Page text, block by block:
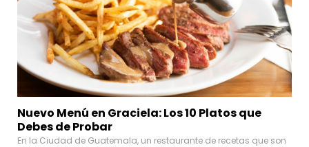
Nuevo Menú en Graciela: Los 10 Platos que
Debes de Probar
En la Ciudad de Guatemala, un restaurante de recetas que son